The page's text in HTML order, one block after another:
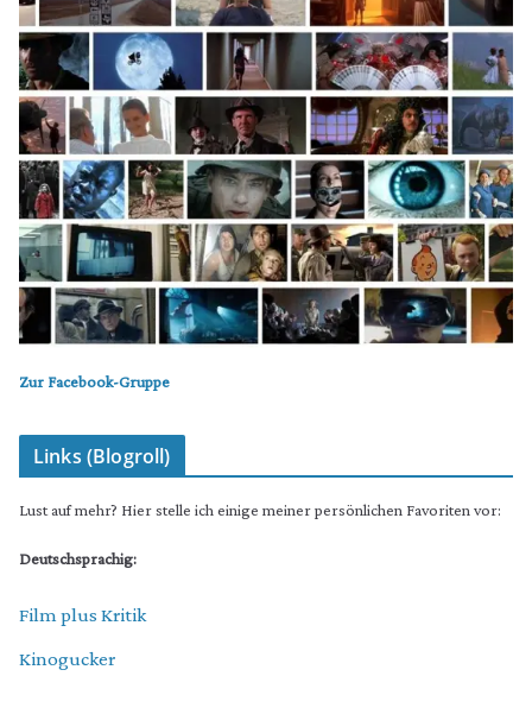
Zur Facebook-Gruppe
Links (Blogroll)
Lust auf mehr? Hier stelle ich einige meiner persönlichen Favoriten vor:
Deutschsprachig:
Film plus Kritik
Kinogucker